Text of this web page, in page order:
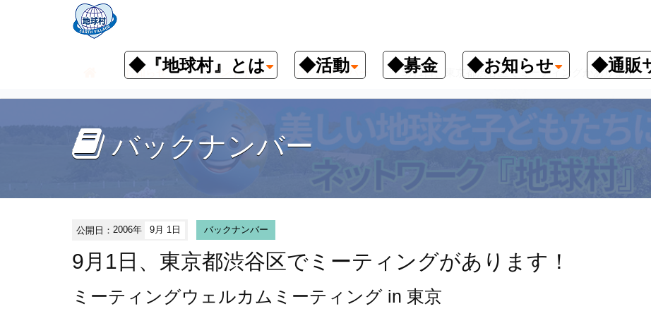
◆『地球村』とは ◆活動 ◆募金 ◆お知らせ ◆通販
お知らせ イベント予定 バックナンバー 9月1日、東京都渋谷区でミーティングがあります！
バックナンバー
公開日：2006年 9月 1日 バックナンバー
9月1日、東京都渋谷区でミーティングがあります！
ミーティングウェルカムミーティング in 東京